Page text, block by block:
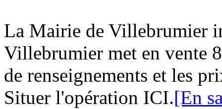
La Mairie de Villebrumier
Villebrumier met en vente
de renseignements et les
Situer l'opération ICI.[En